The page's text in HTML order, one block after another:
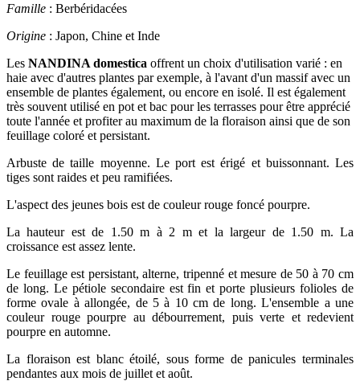
Famille : Berbéridacées
Origine : Japon, Chine et Inde
Les NANDINA domestica offrent un choix d'utilisation varié : en
haie avec d'autres plantes par exemple, à l'avant d'un massif avec un
ensemble de plantes également, ou encore en isolé. Il est également
très souvent utilisé en pot et bac pour les terrasses pour être apprécié
toute l'année et profiter au maximum de la floraison ainsi que de son
feuillage coloré et persistant.
Arbuste de taille moyenne. Le port est érigé et buissonnant. Les
tiges sont raides et peu ramifiées.
L'aspect des jeunes bois est de couleur rouge foncé pourpre.
La hauteur est de 1.50 m à 2 m et la largeur de 1.50 m. La
croissance est assez lente.
Le feuillage est persistant, alterne, tripenné et mesure de 50 à 70 cm
de long. Le pétiole secondaire est fin et porte plusieurs folioles de
forme ovale à allongée, de 5 à 10 cm de long. L'ensemble a une
couleur rouge pourpre au débourrement, puis verte et redevient
pourpre en automne.
La floraison est blanc étoilé, sous forme de panicules terminales
pendantes aux mois de juillet et août.